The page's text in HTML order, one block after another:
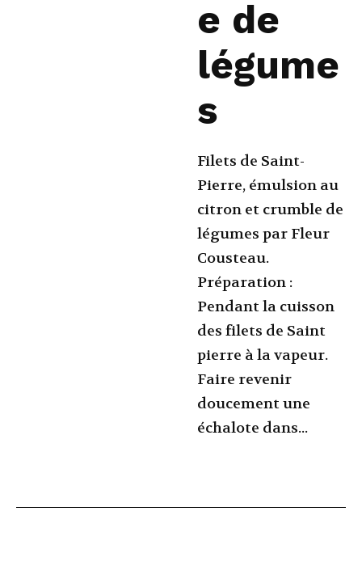
e de
légume
s
Filets de Saint-
Pierre, émulsion au
citron et crumble de
légumes par Fleur
Cousteau.
Préparation :
Pendant la cuisson
des filets de Saint
pierre à la vapeur.
Faire revenir
doucement une
échalote dans...